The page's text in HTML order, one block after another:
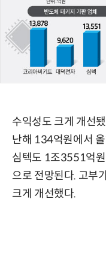
수익성도 크게 개선
난해 134억원에서
심텍도 1조3551억
으로 전망된다. 고부
크게 개선했다.